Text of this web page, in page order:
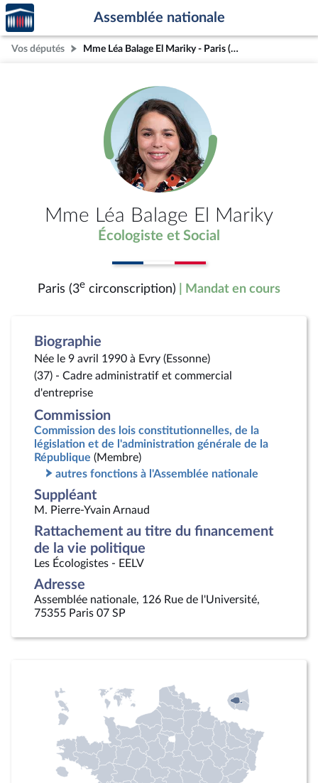
Aller au contenu
Aller en bas de la page
Accèder
à la
page
d'accueil
Assemblée nationale
Vos députés Mme Léa Balage El Mariky - Paris (3e circonscription)
Mme Léa Balage El Mariky
Écologiste et Social
Paris (3e circonscription) | Mandat en cours
Biographie
Née le 9 avril 1990 à Evry (Essonne)
(37) - Cadre administratif et commercial
d'entreprise
Commission
Commission des lois constitutionnelles, de la
législation et de l'administration générale de la
République (Membre)
autres fonctions à l'Assemblée nationale
Suppléant
M. Pierre-Yvain Arnaud
Rattachement au titre du financement
de la vie politique
Les Écologistes - EELV
Adresse
Assemblée nationale, 126 Rue de l'Université,
75355 Paris 07 SP